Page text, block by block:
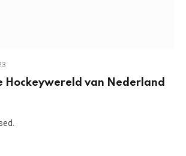
Hockeywereld van Nederland